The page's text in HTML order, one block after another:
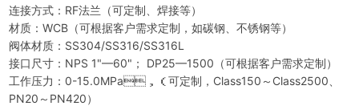
连接方式：RF法兰（可定制、焊接等）
材质：WCB（可根据客户需求定制，如碳钢、不锈钢等）
阀体材质：SS304/SS316/SS316L
接口尺寸：NPS 1"—60"； DP25—1500（可根据客户需求定制）
工作压力：0-15.0MPa，（可定制，Class150～Class2500、
PN20～PN420）